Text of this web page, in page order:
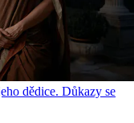
dědice. Důkazy se